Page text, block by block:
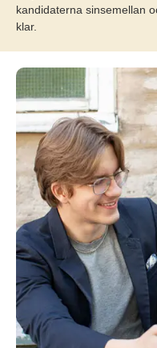
kandidaterna sinsemellan
klar.